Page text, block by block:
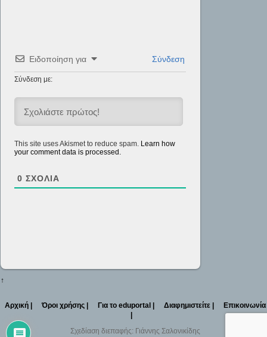
Ειδοποίηση για Σύνδεση
Σύνδεση με:
This site uses Akismet to reduce spam. Learn how
your comment data is processed.
0 ΣΧΌΛΙΑ
↑
Αρχική | Όροι χρήσης | Για το eduportal | Διαφημιστείτε |
Επικοινωνία
|
Σχεδίαση διεπαφής: Γιάννης Σαλονικίδης